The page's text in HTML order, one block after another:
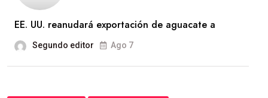
EE. UU. reanudará exportación de aguacate a
Segundo editor Ago 7